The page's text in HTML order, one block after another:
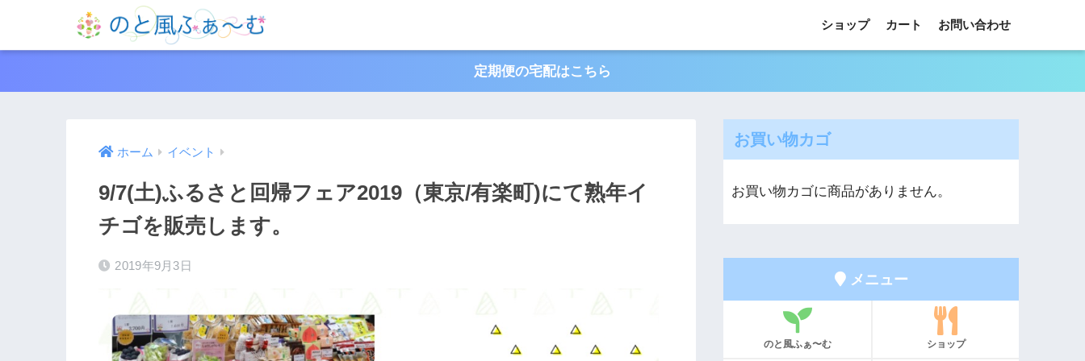
ショップ カート お問い合わせ
定期便の宅配はこちら
ホーム イベント
9/7(土)ふるさと回帰フェア2019（東京/有楽町)にて熟年イ
チゴを販売します。
2019年9月3日
お買い物カゴ
お買い物カゴに商品がありません。
メニュー
のと風ふぁ〜む ショップ